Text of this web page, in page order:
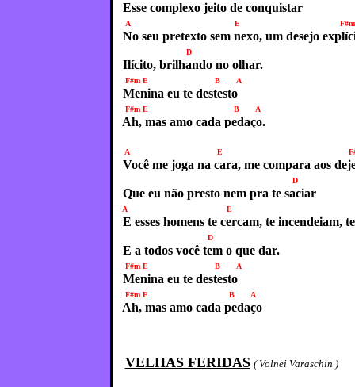
Esse complexo jeito de conquistar
A E F#m
No seu pretexto sem nexo, um desejo
D
Ilícito, brilhando no olhar.
F#m E B
Menina eu te destesto
F#m E B A
Ah, mas amo cada pedaço.
A E
Você me joga na cara, me compara aos
D
Que eu não presto nem pra te saciar
A E
E esses homens te cercam, te incendeiam,
D
E a todos você tem o que dar.
F#m E B
Menina eu te destesto
F#m E B A
Ah, mas amo cada pedaço
VELHAS FERIDAS ( Volnei Varaschin )